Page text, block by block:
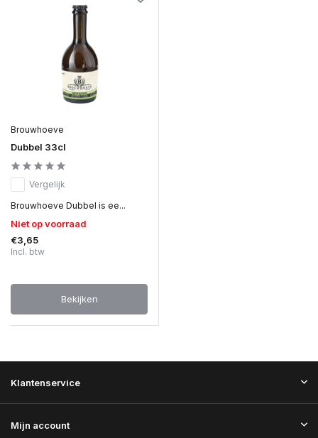
Brouwhoeve
Dubbel 33cl
Vergelijk
Brouwhoeve Dubbel is ee...
Niet op voorraad
€3,65
Incl. btw
Bekijken
Klantenservice
Mijn account